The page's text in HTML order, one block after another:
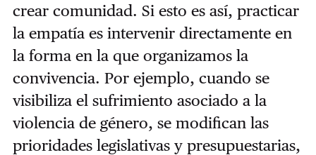
crear comunidad. Si esto es así, practicar
la empatía es intervenir directamente en
la forma en la que organizamos la
convivencia. Por ejemplo, cuando se
visibiliza el sufrimiento asociado a la
violencia de género, se modifican las
prioridades legislativas y presupuestarias,